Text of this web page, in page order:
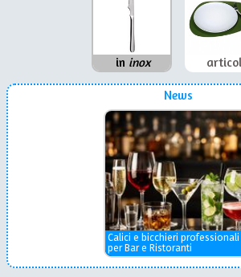
in inox
News
Calici e bicchieri professionali
per Bar e Ristoranti